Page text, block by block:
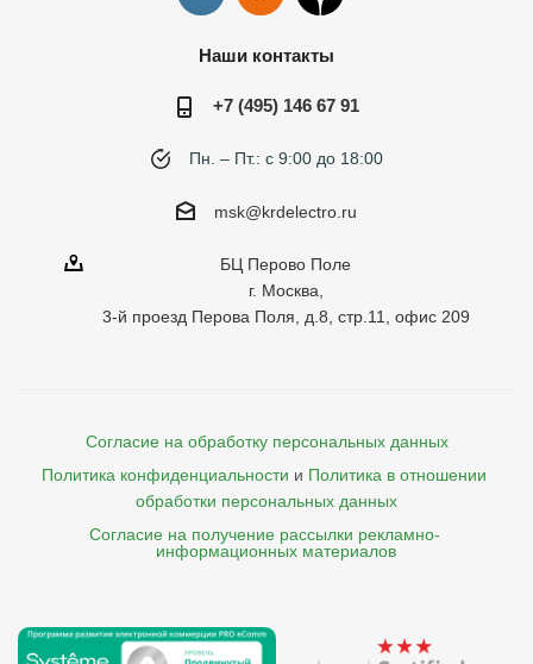
Наши контакты
+7 (495) 146 67 91
Пн. – Пт.: с 9:00 до 18:00
msk@krdelectro.ru
БЦ Перово Поле
г. Москва,
3-й проезд Перова Поля, д.8, стр.11, офис 209
Согласие на обработку персональных данных
Политика конфиденциальности и Политика в отношении
обработки персональных данных
Согласие на получение рассылки рекламно-
    информационных материалов